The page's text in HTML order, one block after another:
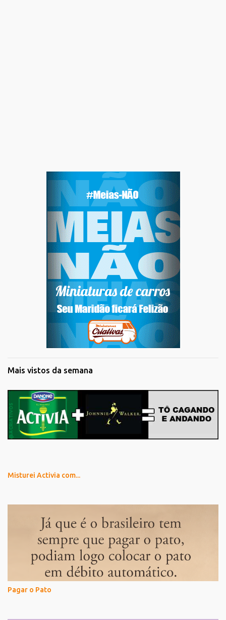
Mais vistos da semana
Misturei Activia com...
Pagar o Pato